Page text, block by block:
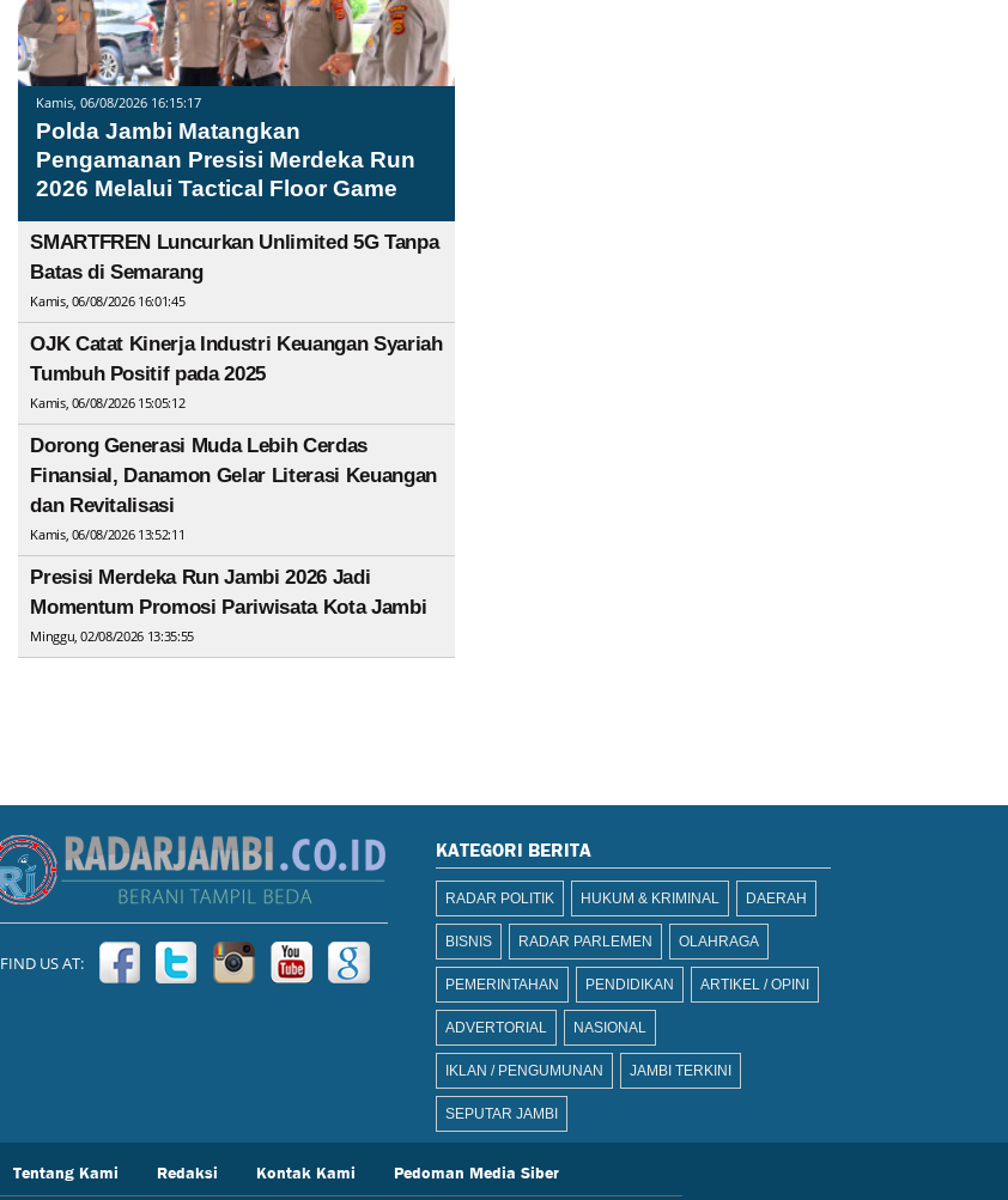
Kamis, 06/08/2026 16:15:17
Polda Jambi Matangkan
Pengamanan Presisi Merdeka Run
2026 Melalui Tactical Floor Game
SMARTFREN Luncurkan Unlimited 5G Tanpa
Batas di Semarang
Kamis, 06/08/2026 16:01:45
OJK Catat Kinerja Industri Keuangan Syariah
Tumbuh Positif pada 2025
Kamis, 06/08/2026 15:05:12
Dorong Generasi Muda Lebih Cerdas
Finansial, Danamon Gelar Literasi Keuangan
dan Revitalisasi
Kamis, 06/08/2026 13:52:11
Presisi Merdeka Run Jambi 2026 Jadi
Momentum Promosi Pariwisata Kota Jambi
Minggu, 02/08/2026 13:35:55
FIND US AT:
KATEGORI BERITA
RADAR POLITIK HUKUM & KRIMINAL DAERAH
BISNIS RADAR PARLEMEN OLAHRAGA
PEMERINTAHAN PENDIDIKAN ARTIKEL / OPINI
ADVERTORIAL NASIONAL
IKLAN / PENGUMUNAN JAMBI TERKINI
SEPUTAR JAMBI
Tentang Kami Redaksi Kontak Kami Pedoman Media Siber